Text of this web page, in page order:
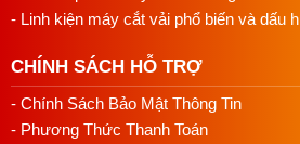
- Linh kiện máy cắt vải phổ biến và dấu
CHÍNH SÁCH HỖ TRỢ
- Chính Sách Bảo Mật Thông Tin
- Phương Thức Thanh Toán